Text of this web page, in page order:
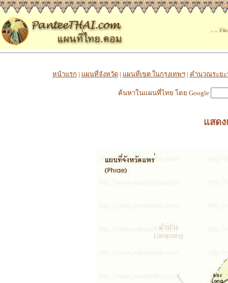
..... Find
หน้าแรก | แผนที่จังหวัด| แผนที่เขต ในกรุงเทพฯ| คำนวณระยะ
ค้นหาในแผนที่ไทย โดย Google
แสด